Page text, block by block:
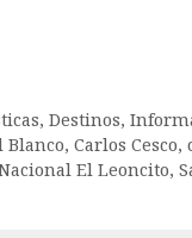
, Destinos,
Blanco, Carlos Cesco,
El Leoncito,